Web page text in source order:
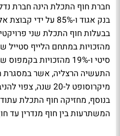
בנק אגוד ו-85% על
מהזכויות במתחם הלייף סטייל
סיטי ו-19% מהזכויות
התעשיה הרצליה, אשר
בנוסף, מחזיקה חוף התכלת
המשתרעות בין חוף מנדרין עד